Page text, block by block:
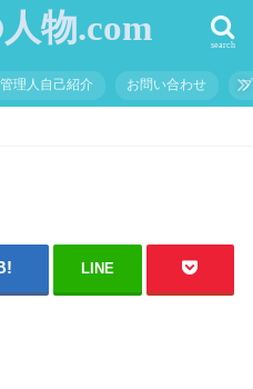
物.com search
管理人自己紹介 お問い合わせ
LINE